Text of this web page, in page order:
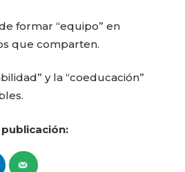
formar “equipo” en
que comparten.
y la “coeducación”